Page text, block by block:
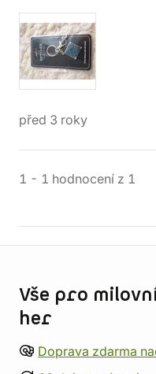
před 3 roky
1 - 1 hodnocení z 1
Vše pro
her
Doprava zdarma